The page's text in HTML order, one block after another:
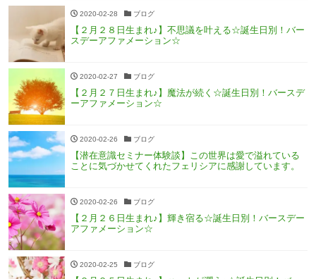
2020-02-28 ブログ
【２月２８日生まれ♪】不思議を叶える☆誕生日別！バー
スデーアファメーション☆
2020-02-27 ブログ
【２月２７日生まれ♪】魔法が続く☆誕生日別！バースデ
ーアファメーション☆
2020-02-26 ブログ
【潜在意識セミナー体験談】この世界は愛で溢れている
ことに気づかせてくれたフェリシアに感謝しています。
2020-02-26 ブログ
【２月２６日生まれ♪】輝き宿る☆誕生日別！バースデー
アファメーション☆
2020-02-25 ブログ